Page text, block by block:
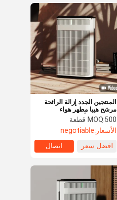
المنتجين الجدد إزالة الرائحة
مرشح هيبا مطهر هواء
للحيوانات الأليفة مع تحكم واي
فاي
MOQ:500 قطعة
الأسعار:negotiable
افضل سعر
اتصال